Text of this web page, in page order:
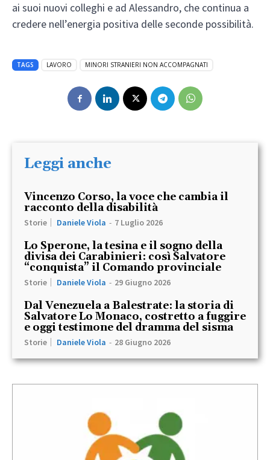
ai suoi nuovi colleghi e ad Alessandro, che continua a
credere nell’energia positiva delle seconde possibilità.
TAGS LAVORO MINORI STRANIERI NON ACCOMPAGNATI
Leggi anche
Vincenzo Corso, la voce che cambia il
racconto della disabilità
Storie Daniele Viola - 7 Luglio 2026
Lo Sperone, la tesina e il sogno della
divisa dei Carabinieri: così Salvatore
“conquista” il Comando provinciale
Storie Daniele Viola - 29 Giugno 2026
Dal Venezuela a Balestrate: la storia di
Salvatore Lo Monaco, costretto a fuggire
e oggi testimone del dramma del sisma
Storie Daniele Viola - 28 Giugno 2026